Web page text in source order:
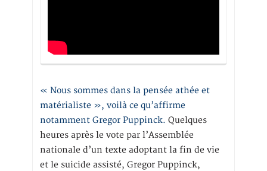
« Nous sommes dans la pensée athée et
matérialiste », voilà ce qu’affirme
notamment Gregor Puppinck. Quelques
heures après le vote par l’Assemblée
nationale d’un texte adoptant la fin de vie
et le suicide assisté, Gregor Puppinck,